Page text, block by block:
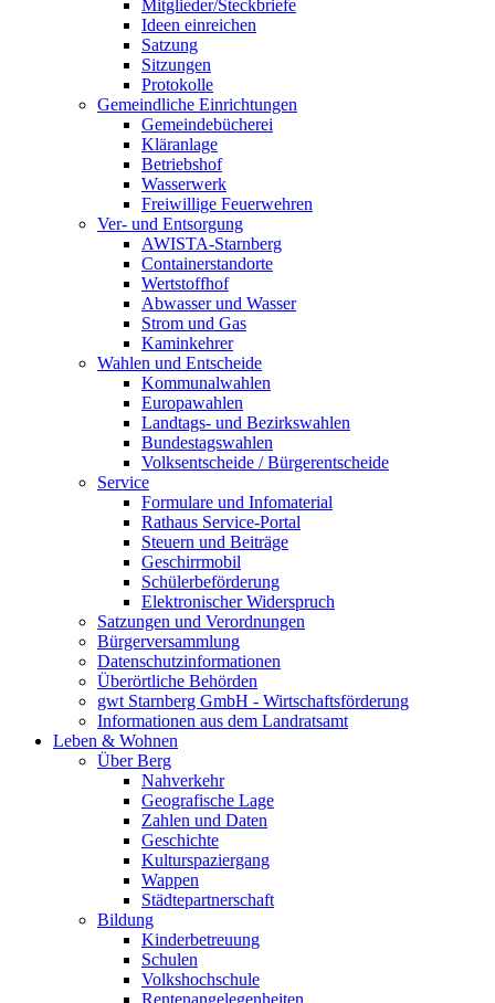
Mitglieder/Steckbriefe
Ideen einreichen
Satzung
Sitzungen
Protokolle
Gemeindliche Einrichtungen
Gemeindebücherei
Kläranlage
Betriebshof
Wasserwerk
Freiwillige Feuerwehren
Ver- und Entsorgung
AWISTA-Starnberg
Containerstandorte
Wertstoffhof
Abwasser und Wasser
Strom und Gas
Kaminkehrer
Wahlen und Entscheide
Kommunalwahlen
Europawahlen
Landtags- und Bezirkswahlen
Bundestagswahlen
Volksentscheide / Bürgerentscheide
Service
Formulare und Infomaterial
Rathaus Service-Portal
Steuern und Beiträge
Geschirrmobil
Schülerbeförderung
Elektronischer Widerspruch
Satzungen und Verordnungen
Bürgerversammlung
Datenschutzinformationen
Überörtliche Behörden
gwt Starnberg GmbH - Wirtschaftsförderung
Informationen aus dem Landratsamt
Leben & Wohnen
Über Berg
Nahverkehr
Geografische Lage
Zahlen und Daten
Geschichte
Kulturspaziergang
Wappen
Städtepartnerschaft
Bildung
Kinderbetreuung
Schulen
Volkshochschule
Rentenangelegenheiten